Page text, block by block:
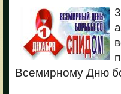
Всемирному Дню